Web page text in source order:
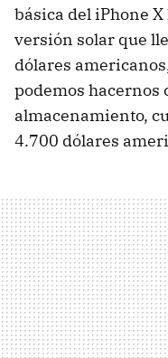
básica del iPhone
versión solar que
dólares
podemos hacernos
almacenamiento,
4.700 dólares